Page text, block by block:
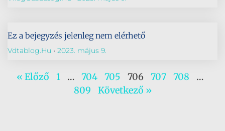
Ez a bejegyzés jelenleg nem elérhető
Vdtablog.hu 2023. május 9.
« Előző 1 … 704 705 706 707 708
…
809
Következő »